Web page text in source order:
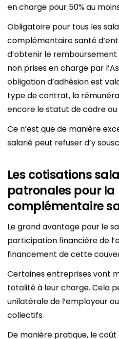
en charge pour 50% au
Obligatoire pour tous les
complémentaire santé
d’obtenir le
non prises en charge par
obligation d’adhésion est
type de contrat, la
encore le statut de cadre ou
Ce n’est que de manière
salarié peut refuser d’y
Les cotisations
patronales pour la
complémentaire
Le grand avantage pour le
participation financière de
financement de cette
Certaines entreprises vont
totalité à leur charge. Cela
unilatérale de l’employeur
collectifs.
De manière pratique, le coût